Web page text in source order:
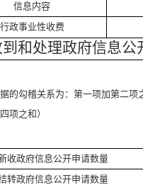
信息内容
行政事业性收费
和处理政府信息公
的勾稽关系为：第一项加第二项
项之和）
收政府信息公开申请数量
转政府信息公开申请数量